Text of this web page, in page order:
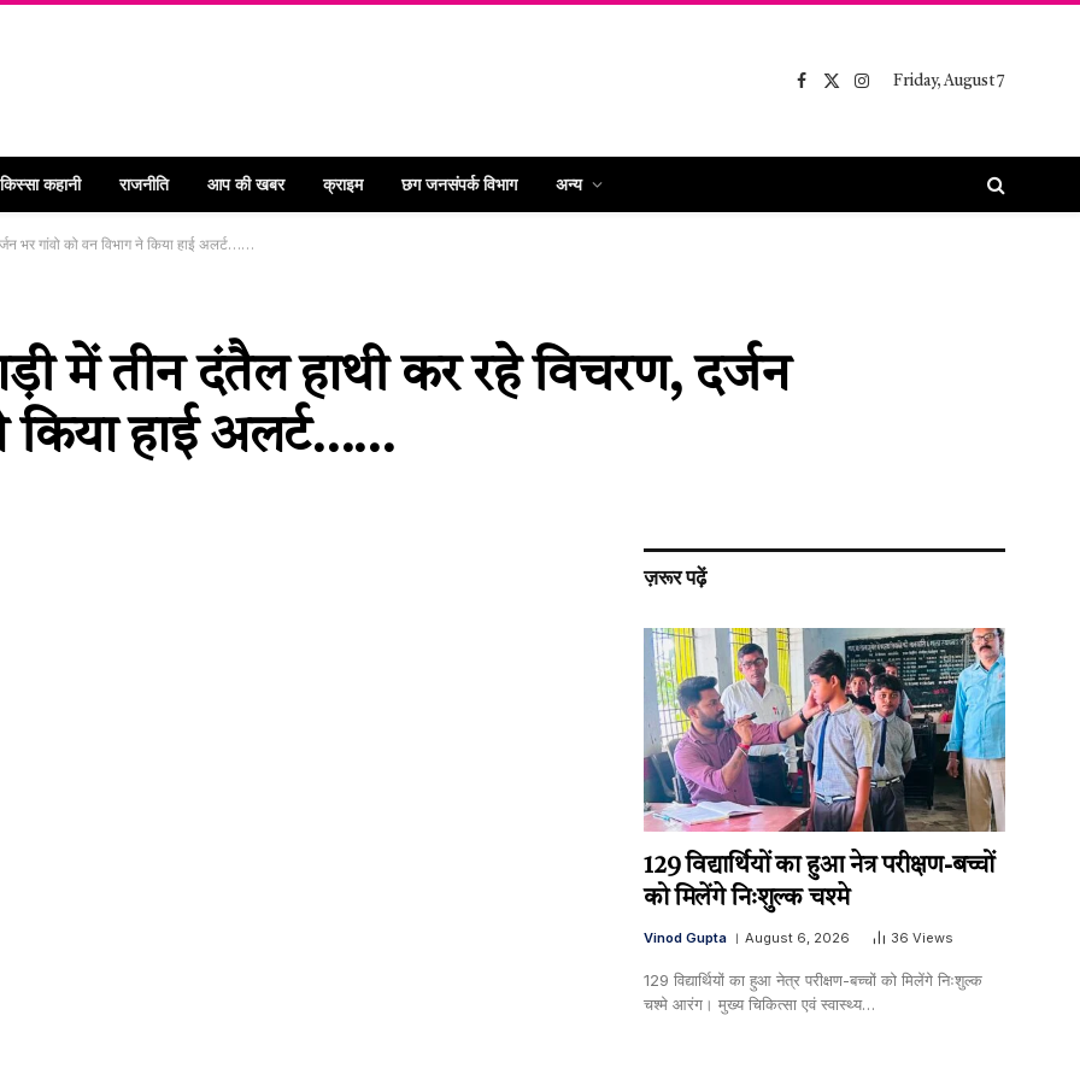
Facebook
X
Instagram
Friday, August 7
कहानी राजनीति आप की खबर क्राइम छग जनसंपर्क विभाग अन्य
भर गांवो को वन विभाग ने किया हाई अलर्ट……
में तीन दंतैल हाथी कर रहे विचरण, दर्जन
किया हाई अलर्ट……
ज़रूर पढ़ें
129 विद्यार्थियों का हुआ नेत्र परीक्षण-बच्चों
को मिलेंगे निःशुल्क चश्मे
Vinod Gupta August 6, 2026 36 Views
129 विद्यार्थियों का हुआ नेत्र परीक्षण-बच्चों को मिलेंगे निःशुल्क
चश्मे आरंग। मुख्य चिकित्सा एवं स्वास्थ्य…